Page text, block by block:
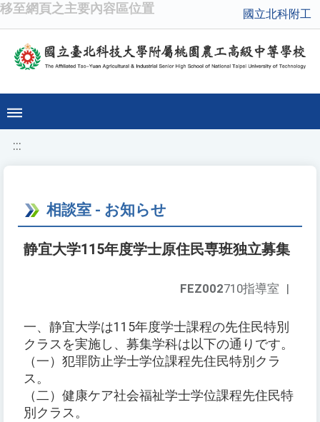
移至網頁之主要內容區位置 國立北科附工
:::
相談室 - お知らせ
静宜大学115年度学士原住民専班独立募集
FEZ002710指導室 |
一、静宜大学は115年度学士課程の先住民特別
クラスを実施し、募集学科は以下の通りです。
（一）犯罪防止学士学位課程先住民特別クラ
ス。
（二）健康ケア社会福祉学士学位課程先住民特
別クラス。